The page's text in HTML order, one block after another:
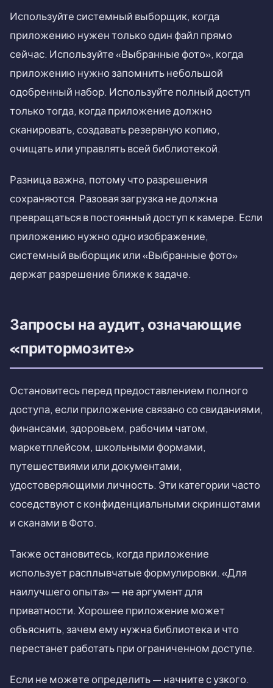
Используйте системный выборщик, когда
приложению нужен только один файл прямо
сейчас. Используйте «Выбранные фото», когда
приложению нужно запомнить небольшой
одобренный набор. Используйте полный доступ
только тогда, когда приложение должно
сканировать, создавать резервную копию,
очищать или управлять всей библиотекой.
Разница важна, потому что разрешения
сохраняются. Разовая загрузка не должна
превращаться в постоянный доступ к камере. Если
приложению нужно одно изображение,
системный выборщик или «Выбранные фото»
держат разрешение ближе к задаче.
Запросы на аудит, означающие
«притормозите»
Остановитесь перед предоставлением полного
доступа, если приложение связано со свиданиями,
финансами, здоровьем, рабочим чатом,
маркетплейсом, школьными формами,
путешествиями или документами,
удостоверяющими личность. Эти категории часто
соседствуют с конфиденциальными скриншотами
и сканами в Фото.
Также остановитесь, когда приложение
использует расплывчатые формулировки. «Для
наилучшего опыта» — не аргумент для
приватности. Хорошее приложение может
объяснить, зачем ему нужна библиотека и что
перестанет работать при ограниченном доступе.
Если не можете определить — начните с узкого.